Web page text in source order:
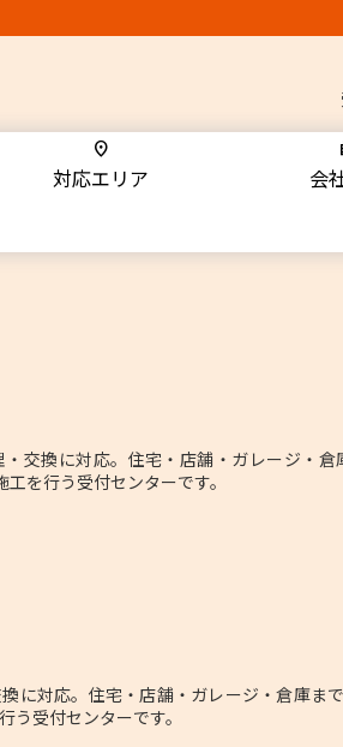
対応エリア 会
交換に対応。住宅・店舗・ガレージ・倉
を行う受付センターです。
に対応。住宅・店舗・ガレージ・倉庫ま
う受付センターです。